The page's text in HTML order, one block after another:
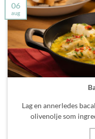
Lag en annerledes
olivenolje som
06
aug